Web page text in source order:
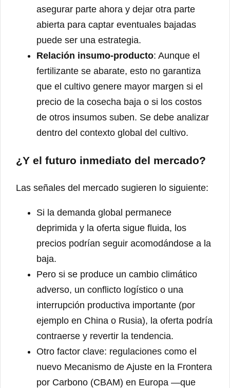
asegurar parte ahora y dejar otra parte
abierta para captar eventuales bajadas
puede ser una estrategia.
Relación insumo-producto: Aunque el
fertilizante se abarate, esto no garantiza
que el cultivo genere mayor margen si el
precio de la cosecha baja o si los costos
de otros insumos suben. Se debe analizar
dentro del contexto global del cultivo.
¿Y el futuro inmediato del mercado?
Las señales del mercado sugieren lo siguiente:
Si la demanda global permanece
deprimida y la oferta sigue fluida, los
precios podrían seguir acomodándose a la
baja.
Pero si se produce un cambio climático
adverso, un conflicto logístico o una
interrupción productiva importante (por
ejemplo en China o Rusia), la oferta podría
contraerse y revertir la tendencia.
Otro factor clave: regulaciones como el
nuevo Mecanismo de Ajuste en la Frontera
por Carbono (CBAM) en Europa —que